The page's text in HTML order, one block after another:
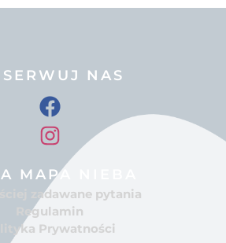
NAS
MAPA NIEBA
zadawane pytania
Regulamin
Prywatności